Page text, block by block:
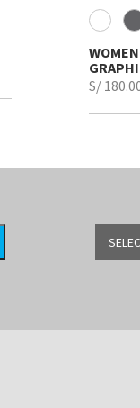
S/